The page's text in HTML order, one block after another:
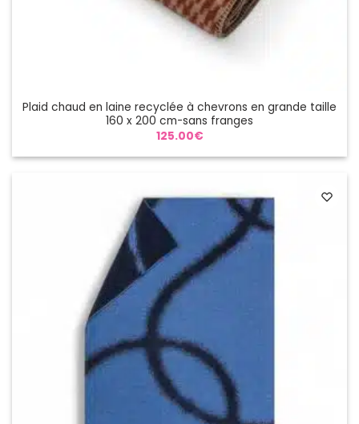
Plaid chaud en laine recyclée à chevrons en grande taille
160 x 200 cm-sans franges
125.00€